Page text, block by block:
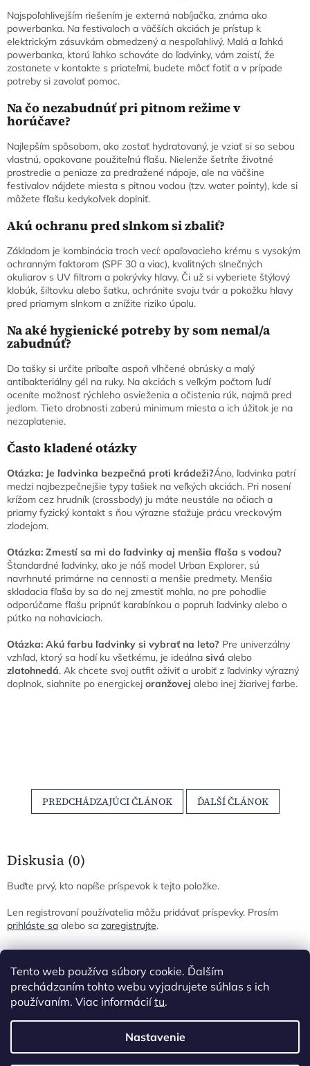
Tento web používa súbory cookie. Ďalším
prechádzaním tohto webu vyjadrujete súhlas s ich
používaním. Viac informáciítu.
Nastavenie
Najspoľahlivejším riešením je externá nabíjačka, známa ako
powerbanka. Na festivaloch a väčších akciách je prístup k
elektrickým zásuvkám obmedzený a nespoľahlivý. Malá a ľahká
powerbanka, ktorú ľahko schováte do ľadvinky, vám zaistí, že
zostanete v kontakte s priateľmi, budete môcť fotiť a v prípade
potreby si zavolať pomoc.
Na čo nezabudnúť pri pitnom režime v
horúčave?
Najlepším spôsobom, ako zostať hydratovaný, je vziať si so sebou
vlastnú, opakovane použiteľnú fľašu. Nielenže šetríte životné
prostredie a peniaze za predražené nápoje, ale na väčšine
festivalov nájdete miesta s pitnou vodou (tzv. water pointy), kde si
môžete fľašu kedykoľvek doplniť.
Akú ochranu pred slnkom si zbaliť?
Základom je kombinácia troch vecí: opaľovacieho krému s vysokým
ochranným faktorom (SPF 30 a viac), kvalitných slnečných
okuliarov s UV filtrom a pokrývky hlavy. Či už si vyberiete štýlový
klobúk, šiltovku alebo šatku, ochránite svoju tvár a pokožku hlavy
pred priamym slnkom a znížite riziko úpalu.
Na aké hygienické potreby by som nemal/a
zabudnúť?
Do tašky si určite pribaľte aspoň vlhčené obrúsky a malý
antibakteriálny gél na ruky. Na akciách s veľkým počtom ľudí
oceníte možnosť rýchleho osvieženia a očistenia rúk, najmä pred
jedlom. Tieto drobnosti zaberú minimum miesta a ich úžitok je na
nezaplatenie.
Často kladené otázky
Otázka: Je ľadvinka bezpečná proti krádeži?Áno, ľadvinka patrí
medzi najbezpečnejšie typy tašiek na veľkých akciách. Pri nosení
krížom cez hrudník (crossbody) ju máte neustále na očiach a
priamy fyzický kontakt s ňou výrazne sťažuje prácu vreckovým
zlodejom.
Otázka: Zmestí sa mi do ľadvinky aj menšia fľaša s vodou?
Štandardné ľadvinky, ako je náš model Urban Explorer, sú
navrhnuté primárne na cennosti a menšie predmety. Menšia
skladacia fľaša by sa do nej zmestiť mohla, no pre pohodlie
odporúčame fľašu pripnúť karabínkou o popruh ľadvinky alebo o
pútko na nohaviciach.
Otázka: Akú farbu ľadvinky si vybrať na leto? Pre univerzálny
vzhľad, ktorý sa hodí ku všetkému, je ideálna sivá alebo
zlatohnedá. Ak chcete svoj outfit oživiť a urobiť z ľadvinky výrazný
doplnok, siahnite po energickej oranžovej alebo inej žiarivej farbe.
PREDCHÁDZAJÚCI ČLÁNOK ĎALŠÍ ČLÁNOK
Diskusia (0)
Buďte prvý, kto napíše príspevok k tejto položke.
Len registrovaní používatelia môžu pridávať príspevky. Prosím
prihláste sa alebo sa zaregistrujte.
Z
Vytvoril Shoptet